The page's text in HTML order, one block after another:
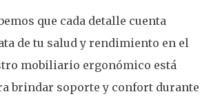
que cada detalle cuenta
de tu salud y rendimiento en el
mobiliario ergonómico está
brindar soporte y confort durante